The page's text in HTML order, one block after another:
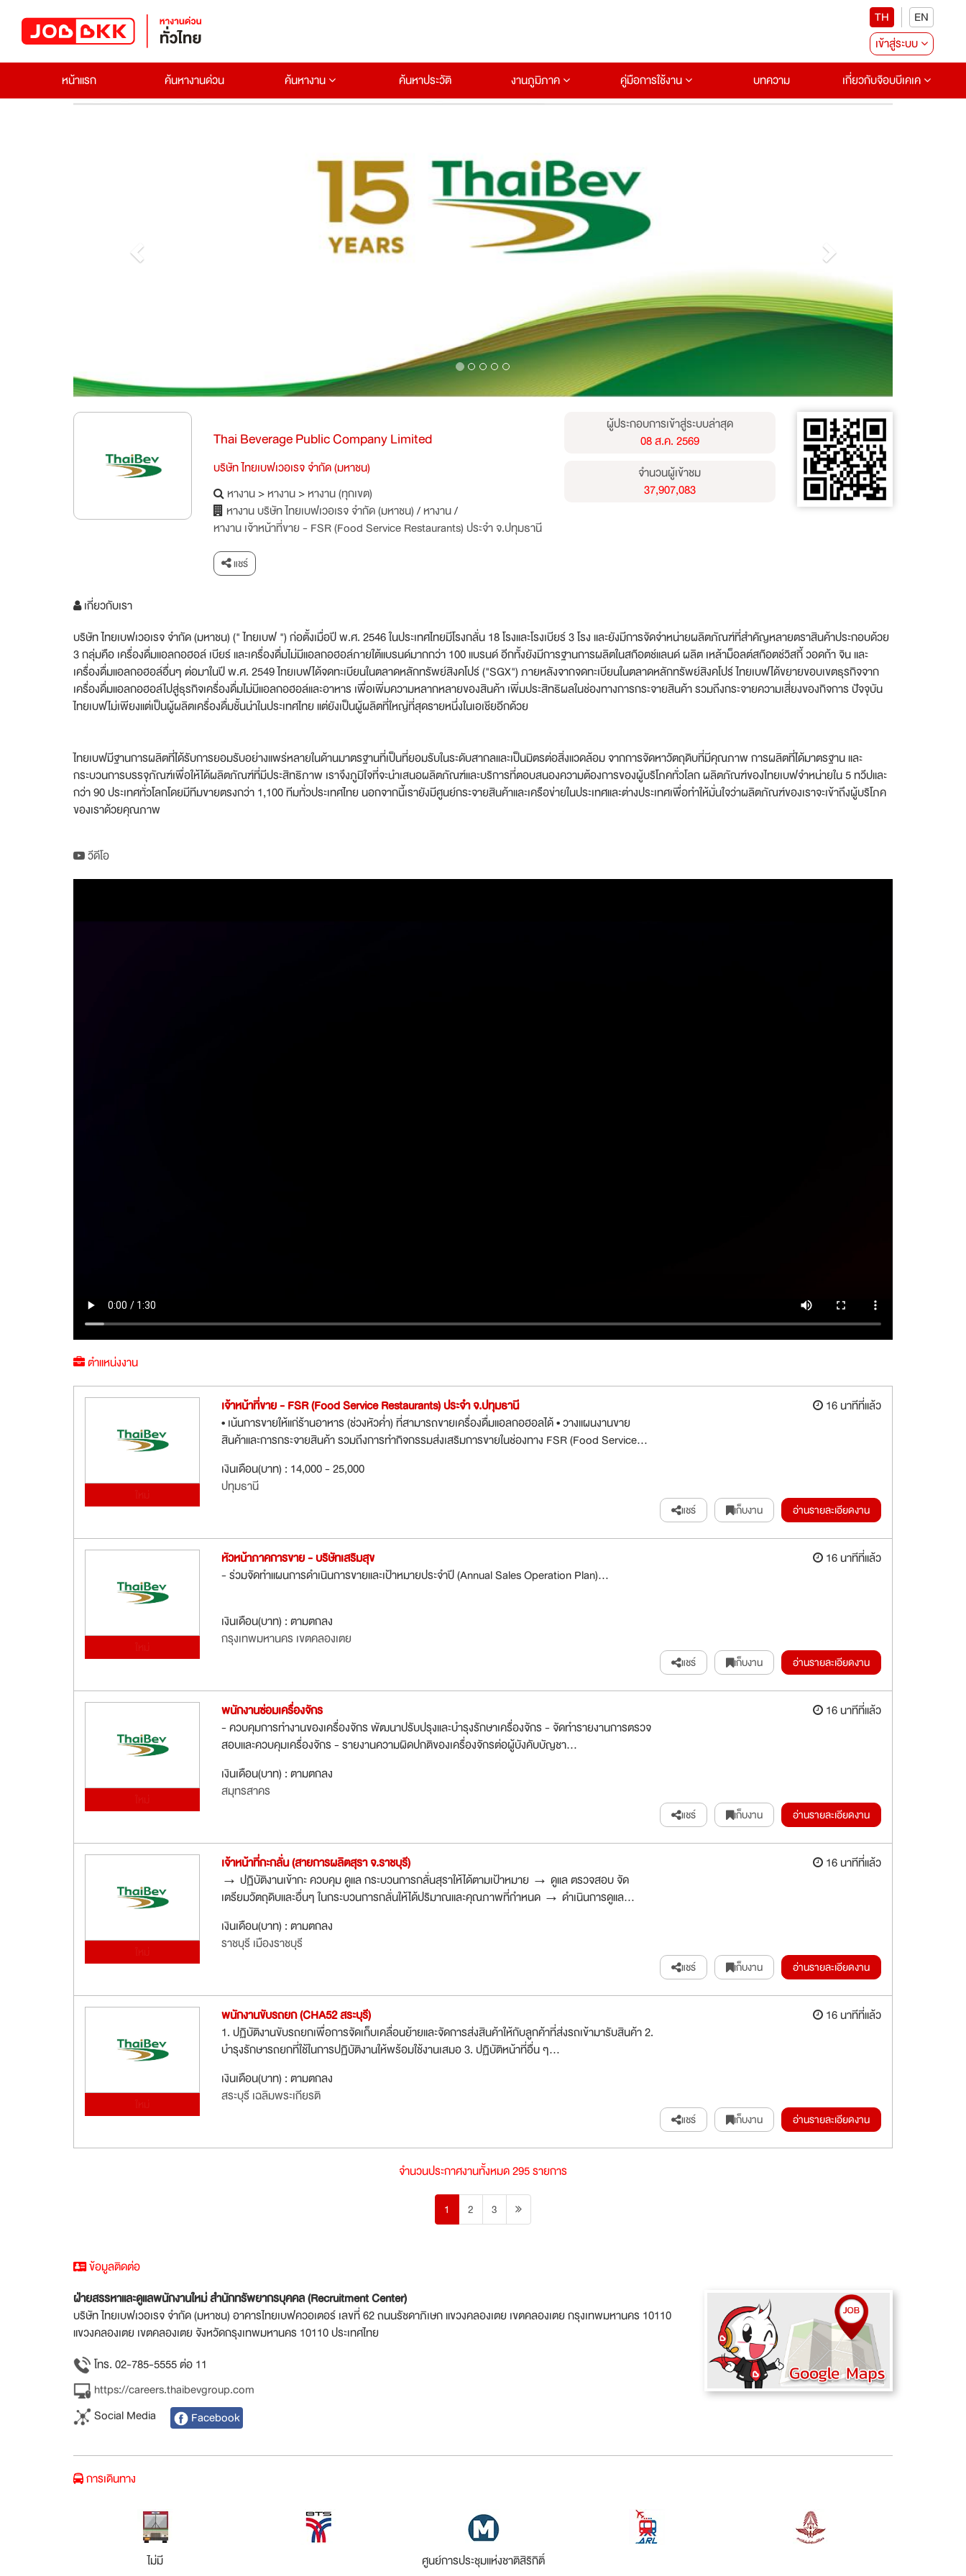
TH
EN
เข้าสู่ระบบ
หน้าแรก
ค้นหางานด่วน ค้นหางาน ค้นหาประวัติ งานภูมิภาค คู่มือการใช้งาน บทความ เกี่ยวกับจ๊อบบีเคเค
Previous Next
Thai Beverage Public Company Limited
บริษัท ไทยเบฟเวอเรจ จำกัด (มหาชน)
หางาน>หางาน>หางาน (ทุกเขต)
หางาน บริษัท ไทยเบฟเวอเรจ จำกัด (มหาชน)/หางาน/
หางาน เจ้าหน้าที่ขาย - FSR (Food Service Restaurants) ประจำ จ.ปทุมธานี
แชร์
ผู้ประกอบการเข้าสู่ระบบล่าสุด
08 ส.ค. 2569
จำนวนผู้เข้าชม
37,907,083
เกี่ยวกับเรา
บริษัท ไทยเบฟเวอเรจ จำกัด (มหาชน) (" ไทยเบฟ ") ก่อตั้งเมื่อปี พ.ศ. 2546 ในประเทศไทยมีโรงกลั่น 18 โรงและโรงเบียร์ 3 โรง และยังมีการจัดจำหน่ายผลิตภัณฑ์ที่สำคัญหลายตราสินค้าประกอบด้วย
3 กลุ่มคือ เครื่องดื่มแอลกอฮอล์ เบียร์ และเครื่องดื่มไม่มีแอลกอฮอล์ภายใต้แบรนด์มากกว่า 100 แบรนด์ อีกทั้งยังมีการฐานการผลิตในสก๊อตช์แลนด์ ผลิต เหล้าม็อลต์สก๊อตช์วิสกี้ วอดก้า จิน และ
เครื่องดื่มแอลกอฮอล์อื่นๆ ต่อมาในปี พ.ศ. 2549 ไทยเบฟได้จดทะเบียนในตลาดหลักทรัพย์สิงคโปร์ ("SGX") ภายหลังจากจดทะเบียนในตลาดหลักทรัพย์สิงคโปร์ ไทยเบฟได้ขยายขอบเขตธุรกิจจาก
เครื่องดื่มแอลกอฮอล์ไปสู่ธุรกิจเครื่องดื่มไม่มีแอลกอฮอล์และอาหาร เพื่อเพิ่มความหลากหลายของสินค้า เพิ่มประสิทธิผลในช่องทางการกระจายสินค้า รวมถึงกระจายความเสี่ยงของกิจการ ปัจจุบัน
ไทยเบฟไม่เพียงแต่เป็นผู้ผลิตเครื่องดื่มชั้นนำในประเทศไทย แต่ยังเป็นผู้ผลิตที่ใหญ่ที่สุดรายหนึ่งในเอเชียอีกด้วย
ไทยเบฟมีฐานการผลิตที่ได้รับการยอมรับอย่างแพร่หลายในด้านมาตรฐานที่เป็นที่ยอมรับในระดับสากลและเป็นมิตรต่อสิ่งแวดล้อม จากการจัดหาวัตถุดิบที่มีคุณภาพ การผลิตที่ได้มาตรฐาน และ
กระบวนการบรรจุภัณฑ์เพื่อให้ได้ผลิตภัณฑ์ที่มีประสิทธิภาพ เราจึงภูมิใจที่จะนำเสนอผลิตภัณฑ์และบริการที่ตอบสนองความต้องการของผู้บริโภคทั่วโลก ผลิตภัณฑ์ของไทยเบฟจำหน่ายใน 5 ทวีปและ
กว่า 90 ประเทศทั่วโลกโดยมีทีมขายตรงกว่า 1,100 ทีมทั่วประเทศไทย นอกจากนี้เรายังมีศูนย์กระจายสินค้าและเครือข่ายในประเทศและต่างประเทศเพื่อทำให้มั่นใจว่าผลิตภัณฑ์ของเราจะเข้าถึงผู้บริโภค
ของเราด้วยคุณภาพ
วีดีโอ
ตำแหน่งงาน
เจ้าหน้าที่ขาย - FSR (Food Service Restaurants) ประจำ จ.ปทุมธานี
• เน้นการขายให้แก่ร้านอาหาร (ช่วงหัวค่ำ) ที่สามารถขายเครื่องดื่มแอลกอฮอลได้ • วางแผนงานขาย
สินค้าและการกระจายสินค้า รวมถึงการทำกิจกรรมส่งเสริมการขายในช่องทาง FSR (Food Service...
เงินเดือน(บาท) : 14,000 - 25,000
ปทุมธานี
16 นาทีที่แล้ว
แชร์ เก็บงาน อ่านรายละเอียดงาน
หัวหน้าภาคการขาย - บริษัทเสริมสุข
- ร่วมจัดทำแผนการดำเนินการขายและเป้าหมายประจำปี (Annual Sales Operation Plan)...
เงินเดือน(บาท) : ตามตกลง
กรุงเทพมหานคร เขตคลองเตย
16 นาทีที่แล้ว
แชร์ เก็บงาน อ่านรายละเอียดงาน
พนักงานซ่อมเครื่องจักร
- ควบคุมการทำงานของเครื่องจักร พัฒนาปรับปรุงและบำรุงรักษาเครื่องจักร - จัดทำรายงานการตรวจ
สอบและควบคุมเครื่องจักร - รายงานความผิดปกติของเครื่องจักรต่อผู้บังคับบัญชา...
เงินเดือน(บาท) : ตามตกลง
สมุทรสาคร
16 นาทีที่แล้ว
แชร์ เก็บงาน อ่านรายละเอียดงาน
เจ้าหน้าที่กะกลั่น (สายการผลิตสุรา จ.ราชบุรี)
→ ปฏิบัติงานเข้ากะ ควบคุม ดูแล กระบวนการกลั่นสุราให้ได้ตามเป้าหมาย → ดูแล ตรวจสอบ จัด
เตรียมวัตถุดิบและอื่นๆ ในกระบวนการกลั่นให้ได้ปริมาณและคุณภาพที่กำหนด → ดำเนินการดูแล...
เงินเดือน(บาท) : ตามตกลง
ราชบุรี เมืองราชบุรี
16 นาทีที่แล้ว
แชร์ เก็บงาน อ่านรายละเอียดงาน
พนักงานขับรถยก (CHA52 สระบุรี)
1. ปฏิบัติงานขับรถยกเพื่อการจัดเก็บเคลื่อนย้ายและจัดการส่งสินค้าให้กับลูกค้าที่ส่งรถเข้ามารับสินค้า 2.
บำรุงรักษารถยกที่ใช้ในการปฏิบัติงานให้พร้อมใช้งานเสมอ 3. ปฏิบัติหน้าที่อื่น ๆ...
เงินเดือน(บาท) : ตามตกลง
สระบุรี เฉลิมพระเกียรติ
16 นาทีที่แล้ว
แชร์ เก็บงาน อ่านรายละเอียดงาน
จำนวนประกาศงานทั้งหมด 295 รายการ
1 2 3
ข้อมูลติดต่อ
ฝ่ายสรรหาและดูแลพนักงานใหม่ สำนักทรัพยากรบุคคล (Recruitment Center)
บริษัท ไทยเบฟเวอเรจ จำกัด (มหาชน) อาคารไทยเบฟควอเตอร์ เลขที่ 62 ถนนรัชดาภิเษก แขวงคลองเตย เขตคลองเตย กรุงเทพมหานคร 10110
แขวงคลองเตย เขตคลองเตย จังหวัดกรุงเทพมหานคร 10110 ประเทศไทย
โทร. 02-785-5555 ต่อ 11
https://careers.thaibevgroup.com
Social Media
Facebook
การเดินทาง
ไม่มี ศูนย์การประชุมแห่งชาติสิริกิติ์